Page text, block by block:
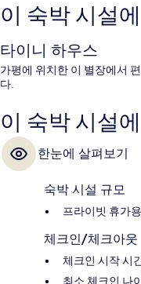
이 숙박 시설
타이니 하우스
가평에 위치한 이 별장에서
다.
이 숙박 시설
한눈에 살펴보기
숙박 시설 규모
프라이빗 휴가
체크인/체크아웃
체크인 시작 시
최소 체크인 나